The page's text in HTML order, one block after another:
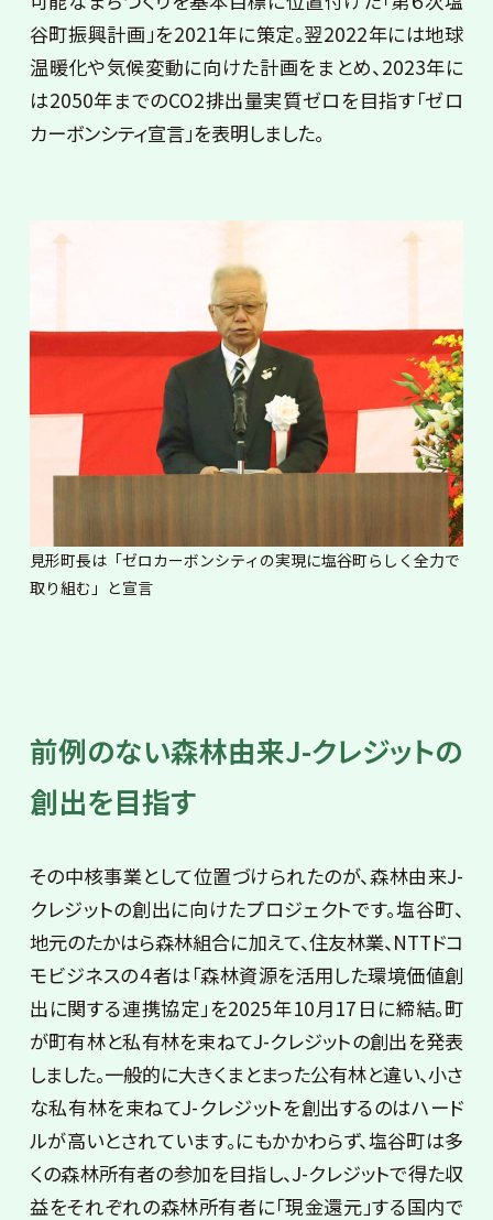
谷町振興計画」を2021年に策定。翌2022年には地球
温暖化や気候変動に向けた計画をまとめ、2023年に
は2050年までのCO2排出量実質ゼロを目指す「ゼロ
カーボンシティ宣言」を表明しました。
見形町長は「ゼロカーボンシティの実現に塩谷町らしく全力で
取り組む」と宣言
前例のない森林由来J-クレジットの
創出を目指す
その中核事業として位置づけられたのが、森林由来J-
クレジットの創出に向けたプロジェクトです。塩谷町、
地元のたかはら森林組合に加えて、住友林業、NTTドコ
モビジネスの４者は「森林資源を活用した環境価値創
出に関する連携協定」を2025年10月17日に締結。町
が町有林と私有林を束ねてJ-クレジットの創出を発表
しました。一般的に大きくまとまった公有林と違い、小さ
な私有林を束ねてJ-クレジットを創出するのはハード
ルが高いとされています。にもかかわらず、塩谷町は多
くの森林所有者の参加を目指し、J-クレジットで得た収
益をそれぞれの森林所有者に「現金還元」する国内で